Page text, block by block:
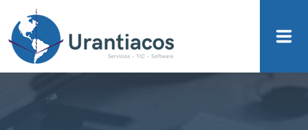
Skip to main content